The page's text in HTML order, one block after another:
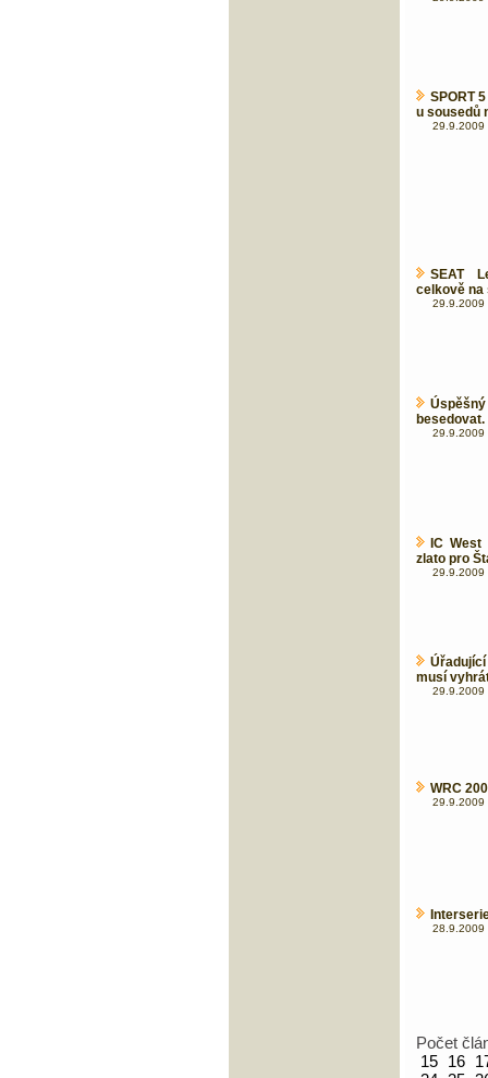
SPORT
u sousedů
29.9.2009
SEAT
celkově na
29.9.2009
besedovat.
29.9.2009
IC
zlato pro
29.9.2009
musí
29.9.2009
WRC
29.9.2009
28.9.2009
Počet
15 16